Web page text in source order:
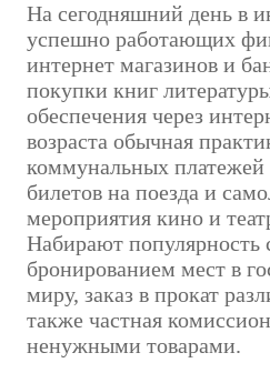
На сегодняшний день в
успешно работающих
интернет магазинов и
покупки книг
обеспечения через
возраста обычная
коммунальных платежей
билетов на поезда и
мероприятия кино и
Набирают популярность
бронированием мест в
миру, заказ в прокат
также частная
ненужными товарами.